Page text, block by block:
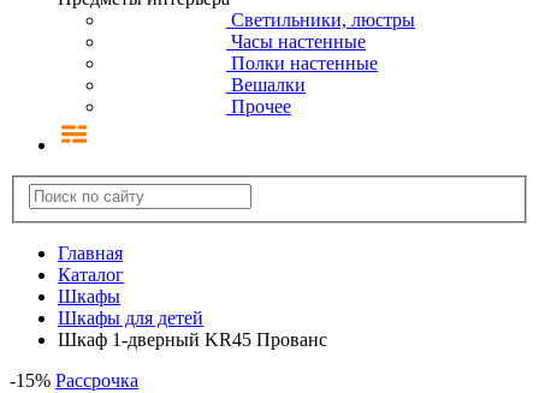
Светильники, люстры
Часы настенные
Полки настенные
Вешалки
Прочее
Главная
Каталог
Шкафы
Шкафы для детей
Шкаф 1-дверный KR45 Прованс
-15% Рассрочка